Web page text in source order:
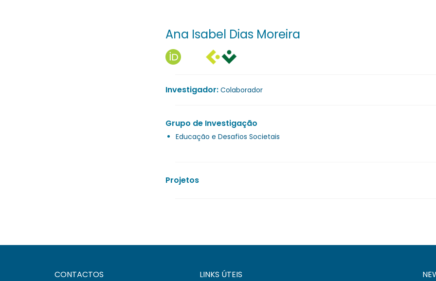
Ana Isabel Dias Moreira
Investigador: Colaborador
Grupo de Investigação
Educação e Desafios Societais
Projetos
CONTACTOS
LINKS ÚTEIS